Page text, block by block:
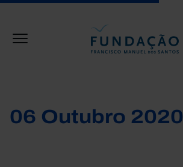
06 Outubro 2020